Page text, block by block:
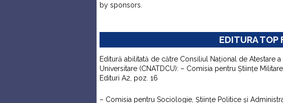
by sponsors.
EDITURA TOP
Editură abilitată de către Consiliul Naţional de Atestare
Universitare (CNATDCU): – Comisia pentru Ştiinţe
Edituri A2, poz. 16
– Comisia pentru Sociologie, Ştiinţe Politice şi